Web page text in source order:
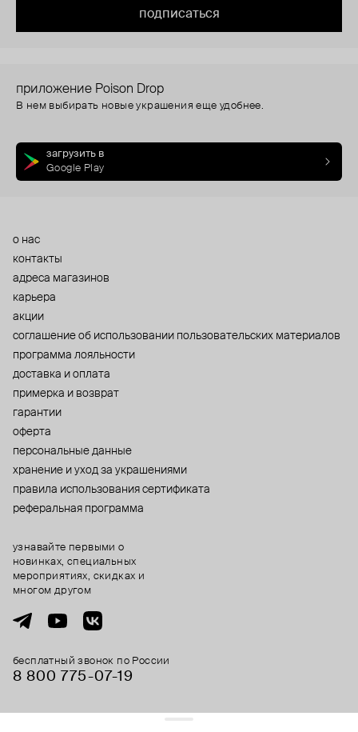
подписаться
приложение Poison Drop
В нем выбирать новые украшения еще удобнее.
загрузить в
Google Play
о нас
контакты
адреса магазинов
карьера
акции
cоглашение об использовании пользовательских материалов
программа лояльности
доставка и оплата
примерка и возврат
гарантии
оферта
персональные данные
хранение и уход за украшениями
правила использования сертификата
реферальная программа
бесплатный звонок по России
8 800 775⁠-07⁠-19
узнавайте первыми о
новинках, специальных
мероприятиях, скидках и
многом другом